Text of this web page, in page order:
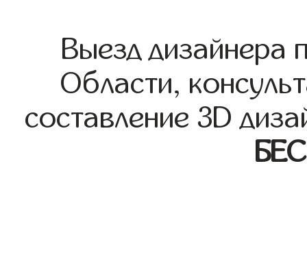
Выезд дизайнера
Области,
составление 3D